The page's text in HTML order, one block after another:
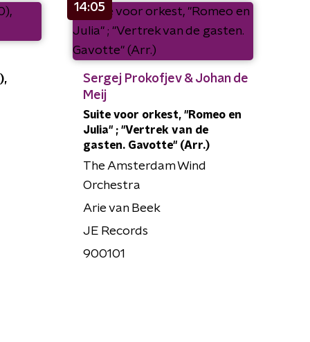
14:05
Sergej Prokofjev & Johan de
Meij
Suite voor orkest, "Romeo en
Julia" ; "Vertrek van de
gasten. Gavotte" (Arr.)
The Amsterdam Wind
Orchestra
Arie van Beek
JE Records
900101